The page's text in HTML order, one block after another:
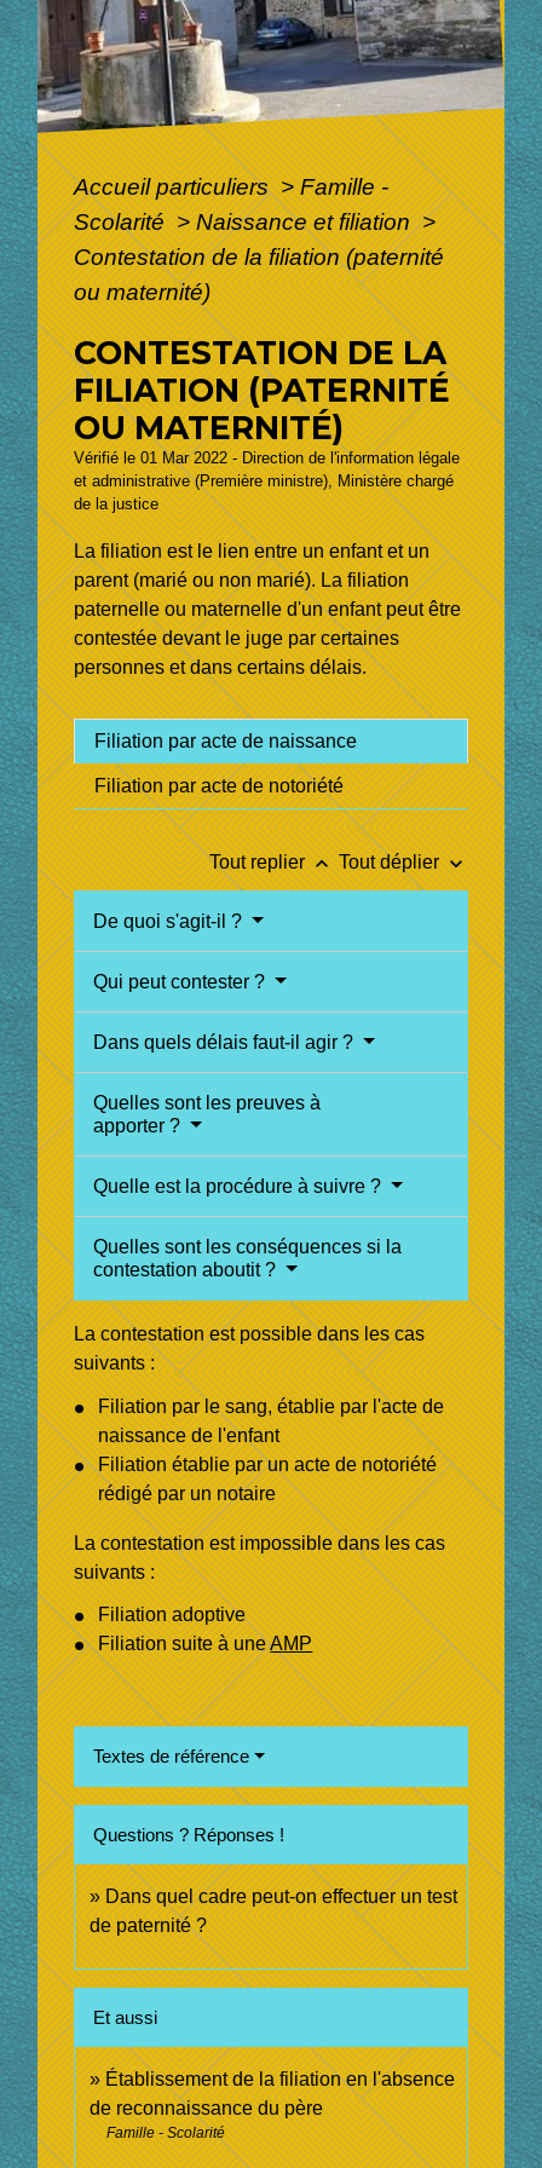
Accueil particuliers> Famille -
Scolarité> Naissance et filiation>
Contestation de la filiation (paternité
ou maternité)
CONTESTATION DE LA
FILIATION (PATERNITÉ
OU MATERNITÉ)
Vérifié le 01 Mar 2022 - Direction de l'information légale
et administrative (Première ministre), Ministère chargé
de la justice
La filiation est le lien entre un enfant et un
parent (marié ou non marié). La filiation
paternelle ou maternelle d'un enfant peut être
contestée devant le juge par certaines
personnes et dans certains délais.
Filiation par acte de naissance
Filiation par acte de notoriété
Tout replierkeyboard_arrow_up Tout déplierkeyboard_arrow_down
De quoi s'agit-il ?
Qui peut contester ?
Dans quels délais faut-il agir ?
Quelles sont les preuves à
apporter ?
Quelle est la procédure à suivre ?
Quelles sont les conséquences si la
contestation aboutit ?
La contestation est possible dans les cas
suivants :
Filiation par le sang, établie par l'acte de
naissance de l'enfant
Filiation établie par un acte de notoriété
rédigé par un notaire
La contestation est impossible dans les cas
suivants :
Filiation adoptive
Filiation suite à uneAMP
Textes de référence
Questions ? Réponses !
Dans quel cadre peut-on effectuer un test
de paternité ?
Et aussi
Établissement de la filiation en l'absence
de reconnaissance du père
Famille - Scolarité